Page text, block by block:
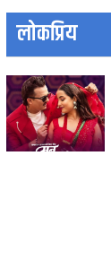
लोकप्रिय